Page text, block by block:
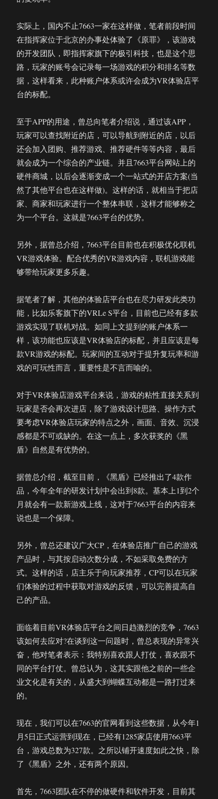
实际上，国内不止7663一家在这样做，笔者前段时间
在指挥家位于北京的办事处体验了《原罪》，该游戏
的开发团队，即指挥家旗下的极引科技，也是这个思
路，玩家的账号会记录每一场游戏的积分和排名等数
据，这样看来，此种账户体系或许会成为VR体验店平
台的标配。
至于APP的用途，曾总向笔者介绍说，通过该APP，
玩家可以查找附近的店，可以导航到附近的店，以后
还会加入团购、推荐游戏、推荐硬件等等内容，最后
就会成为一个综合的产业链。并且7663平台网站上的
硬件商城，以后会逐渐变成一个一站式的开店方案(当
然了其他平台也在这样做)。这样的话，就相当于把店
家、商家和玩家进行一个整体串联，这样才能够称之
为一个平台。这就是7663平台的优势。
另外，据曾总介绍，7663平台目前也在积极优化联机
VR游戏体验。配合优秀的VR游戏内容，联机游戏能
够带给玩家更多乐趣。
据笔者了解，其他的体验店平台也在尽力研发此类功
能，比如乐客旗下的VRLe S平台，目前也已经有多款
游戏实现了联机对战。如同上文提到的账户体系一
样，该功能也应该是VR体验店的标配，并且应该是每
款VR游戏的标配。玩家间的互动对于提升复玩率和游
戏的可玩性而言，重要性是不言而喻的。
对于VR体验店游戏平台来说，游戏的粘性直接关系到
玩家是否会再次进店，除了游戏设计思路、操作方式
要考虑VR体验店玩家的特点之外，画面、音效、沉浸
感都是不可或缺的。在这一点上，多次获奖的《黑
盾》自然是有优势的。
据曾总介绍，截至目前，《黑盾》已经推出了4款作
品，今年全年的研发计划中会出到8款。基本上1到2个
月就会有一款新游戏上线，这对于7663平台的内容来
说也是一个保障。
另外，曾总还建议广大CP，在体验店推广自己的游戏
产品时，与其按启动次数分成，不如采取免费的方
式。这样的话，店主乐于向玩家推荐，CP可以在玩家
们体验的过程中获取对游戏的反馈，可以完善提高自
己的产品。
面临着目前VR体验店平台之间日趋激烈的竞争，7663
该如何去应对?在谈到这一问题时，曾总表现的异常兴
奋，他对笔者表示：我特别喜欢跟人打仗，喜欢跟不
同的平台打仗。曾总认为，这其实跟他之前的一些企
业文化是有关的，从盛大到蝴蝶互动都是一路打过来
的。
现在，我们可以在7663的官网看到这些数据，从今年1
月5日正式运营到现在，已经有1285家店使用7663平
台，游戏总数为327款。之所以铺开速度如此之快，除
了《黑盾》之外，还有两个原因。
首先，7663团队在不停的做硬件和软件开发，目前其